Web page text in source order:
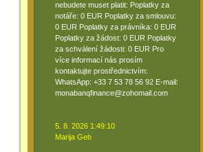
nebudete muset platit: Poplatky za
notáře: 0 EUR Poplatky za smlouvu:
0 EUR Poplatky za právníka: 0 EUR
Poplatky za žádost: 0 EUR Poplatky
za schválení žádosti: 0 EUR Pro
více informací nás prosím
kontaktujte prostřednictvím:
WhatsApp: +33 7 53 78 56 92 E-mail:
monabanqfinance@zohomail.com
5. 8. 2026 1:49:10
Marija Geb